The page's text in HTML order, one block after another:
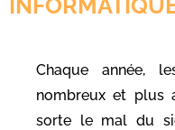
Chaque année,
nombreux et plus
sorte le mal du